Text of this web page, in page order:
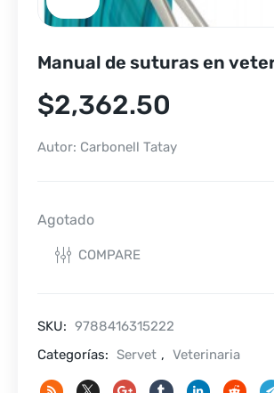
Manual de suturas en
$2,362.50
Autor: Carbonell Tatay
Agotado
COMPARE
SKU: 9788416315222
Categorías: Servet , Veterinaria